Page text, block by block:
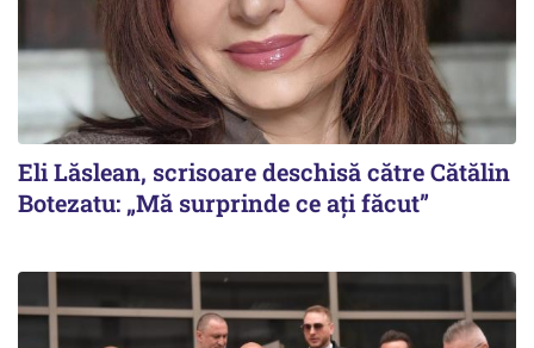
Eli Lăslean, scrisoare deschisă către Cătălin
Botezatu: „Mă surprinde ce ați făcut”